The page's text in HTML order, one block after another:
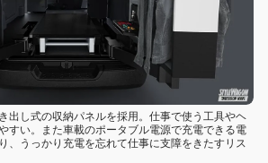
出し式の収納パネルを採用。仕事で使う工具やヘ
すい。また車載のポータブル電源で充電できる電
、うっかり充電を忘れて仕事に支障をきたすリス